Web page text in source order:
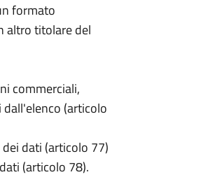
formato
altro titolare del
commerciali,
(articolo
dati (articolo 77)
(articolo 78).